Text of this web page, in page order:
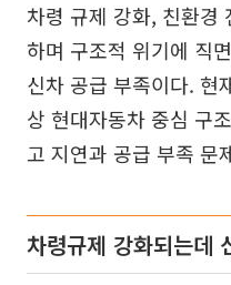
차령 규제 강화, 친환경
하며 구조적 위기에 직
신차 공급 부족이다. 현
상 현대자동차 중심 구
고 지연과 공급 부족 문
차령규제 강화되는데